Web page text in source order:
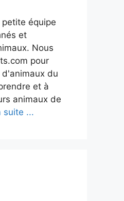
équipe
et
Nous
pour
du
et à
animaux de
suite ...